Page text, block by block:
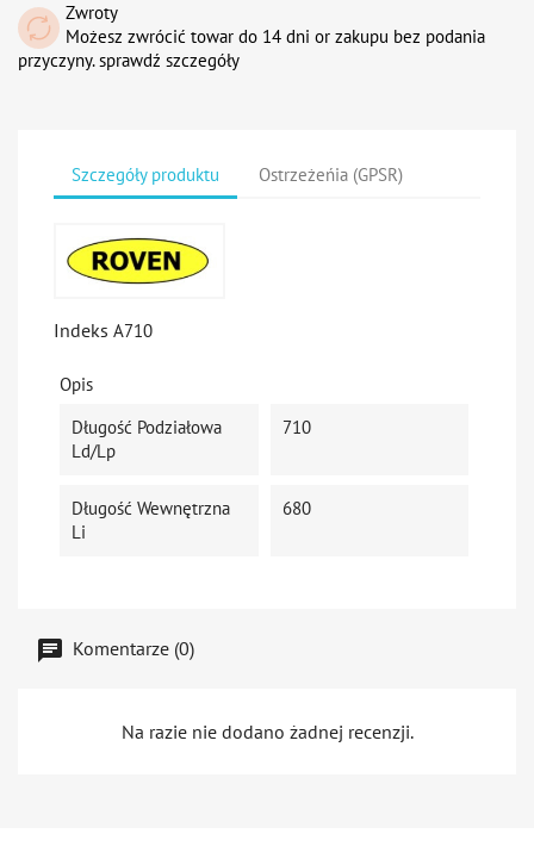
Zwroty
Możesz zwrócić towar do 14 dni or zakupu bez podania
przyczyny. sprawdź szczegóły
Szczegóły produktu Ostrzeżeńia (GPSR)
Indeks A710
Opis
Długość Podziałowa
Ld/Lp
710
Długość Wewnętrzna
Li
680
Komentarze (0)
Na razie nie dodano żadnej recenzji.